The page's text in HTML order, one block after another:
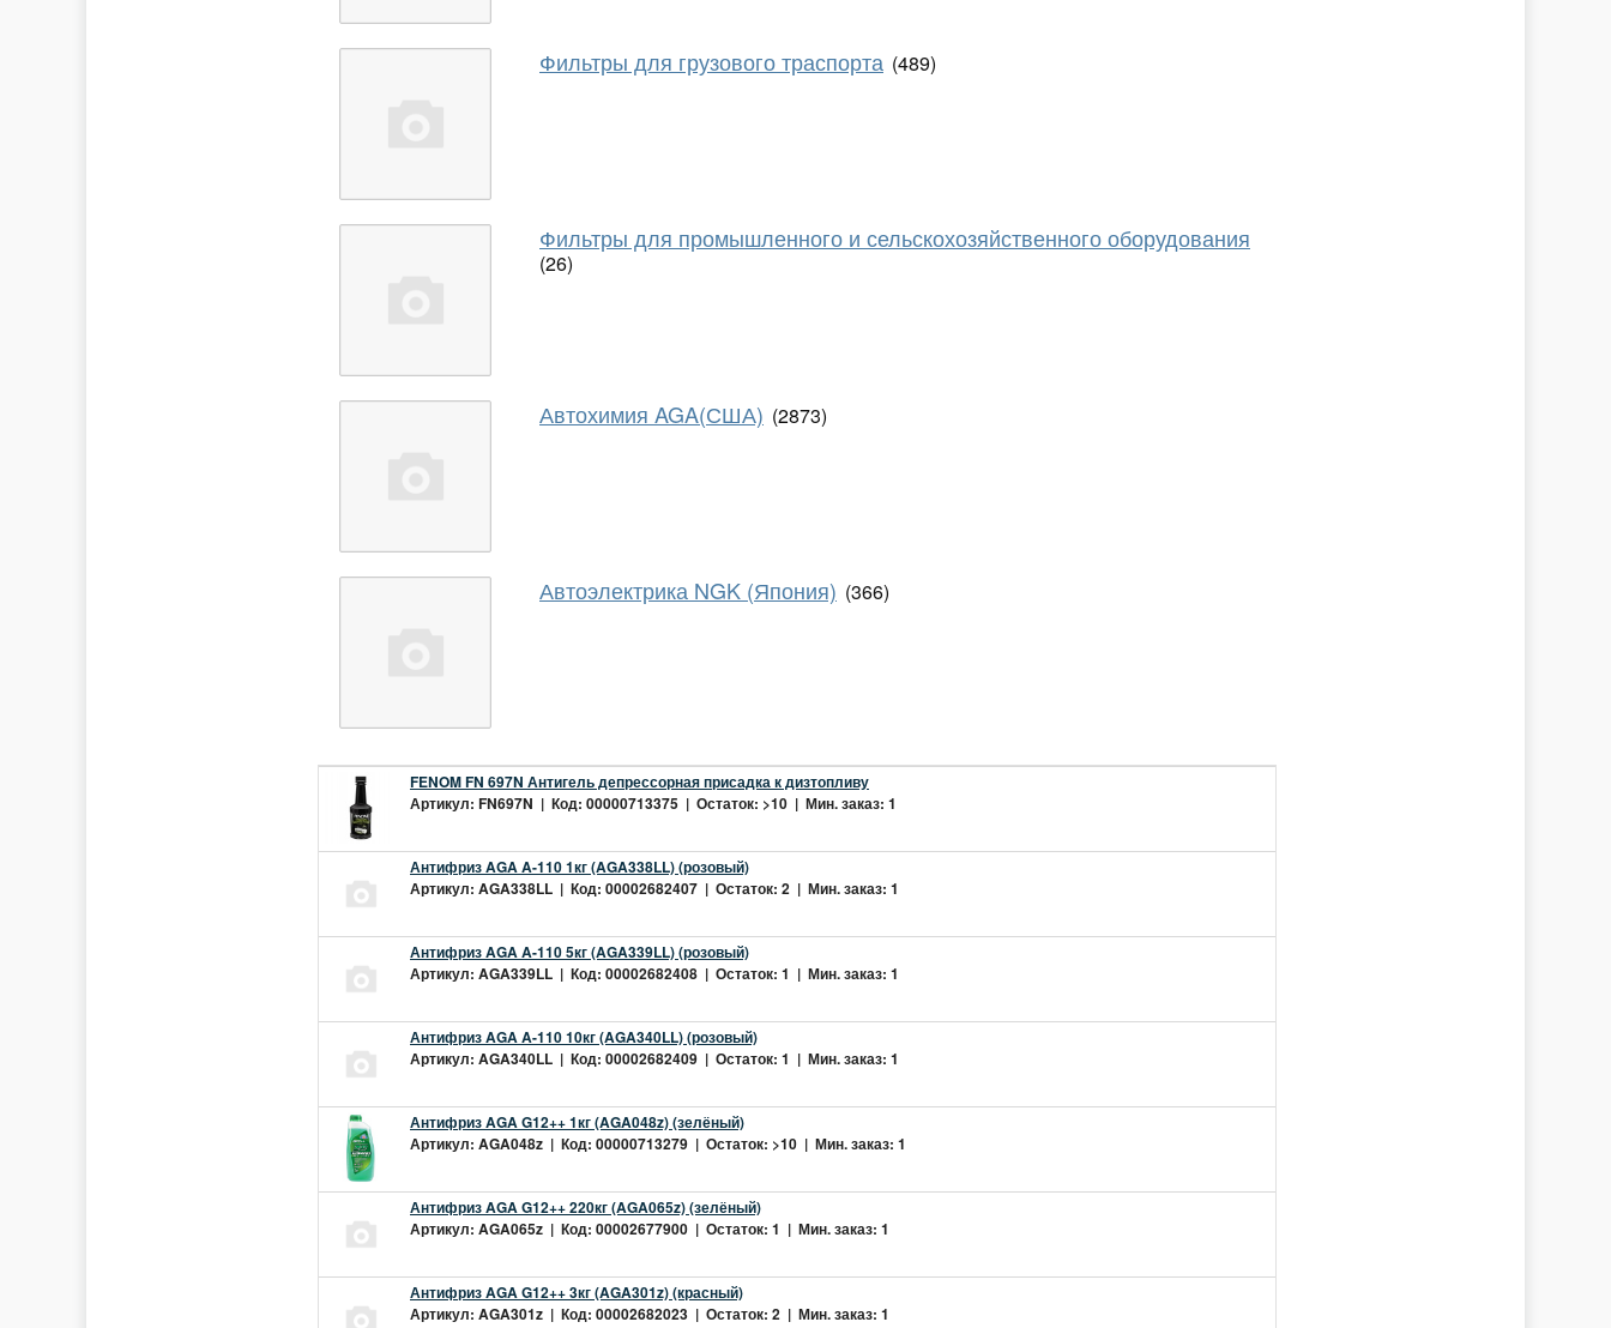
Фильтры для грузового траспорта (489)
Фильтры для промышленного и сельскохозяйственного оборудования
(26)
Автохимия AGA(США) (2873)
Автоэлектрика NGK (Япония) (366)
FENOM FN 697N Антигель депрессорная присадка к дизтопливу
Артикул: FN697N | Код: 00000713375 | Остаток: >10 | Мин. заказ: 1
Антифриз AGA A-110 1кг (AGA338LL) (розовый)
Артикул: AGA338LL | Код: 00002682407 | Остаток: 2 | Мин. заказ: 1
Антифриз AGA A-110 5кг (AGA339LL) (розовый)
Артикул: AGA339LL | Код: 00002682408 | Остаток: 1 | Мин. заказ: 1
Антифриз AGA A-110 10кг (AGA340LL) (розовый)
Артикул: AGA340LL | Код: 00002682409 | Остаток: 1 | Мин. заказ: 1
Антифриз AGA G12++ 1кг (AGA048z) (зелёный)
Артикул: AGA048z | Код: 00000713279 | Остаток: >10 | Мин. заказ: 1
Антифриз AGA G12++ 220кг (AGA065z) (зелёный)
Артикул: AGA065z | Код: 00002677900 | Остаток: 1 | Мин. заказ: 1
Антифриз AGA G12++ 3кг (AGA301z) (красный)
Артикул: AGA301z | Код: 00002682023 | Остаток: 2 | Мин. заказ: 1